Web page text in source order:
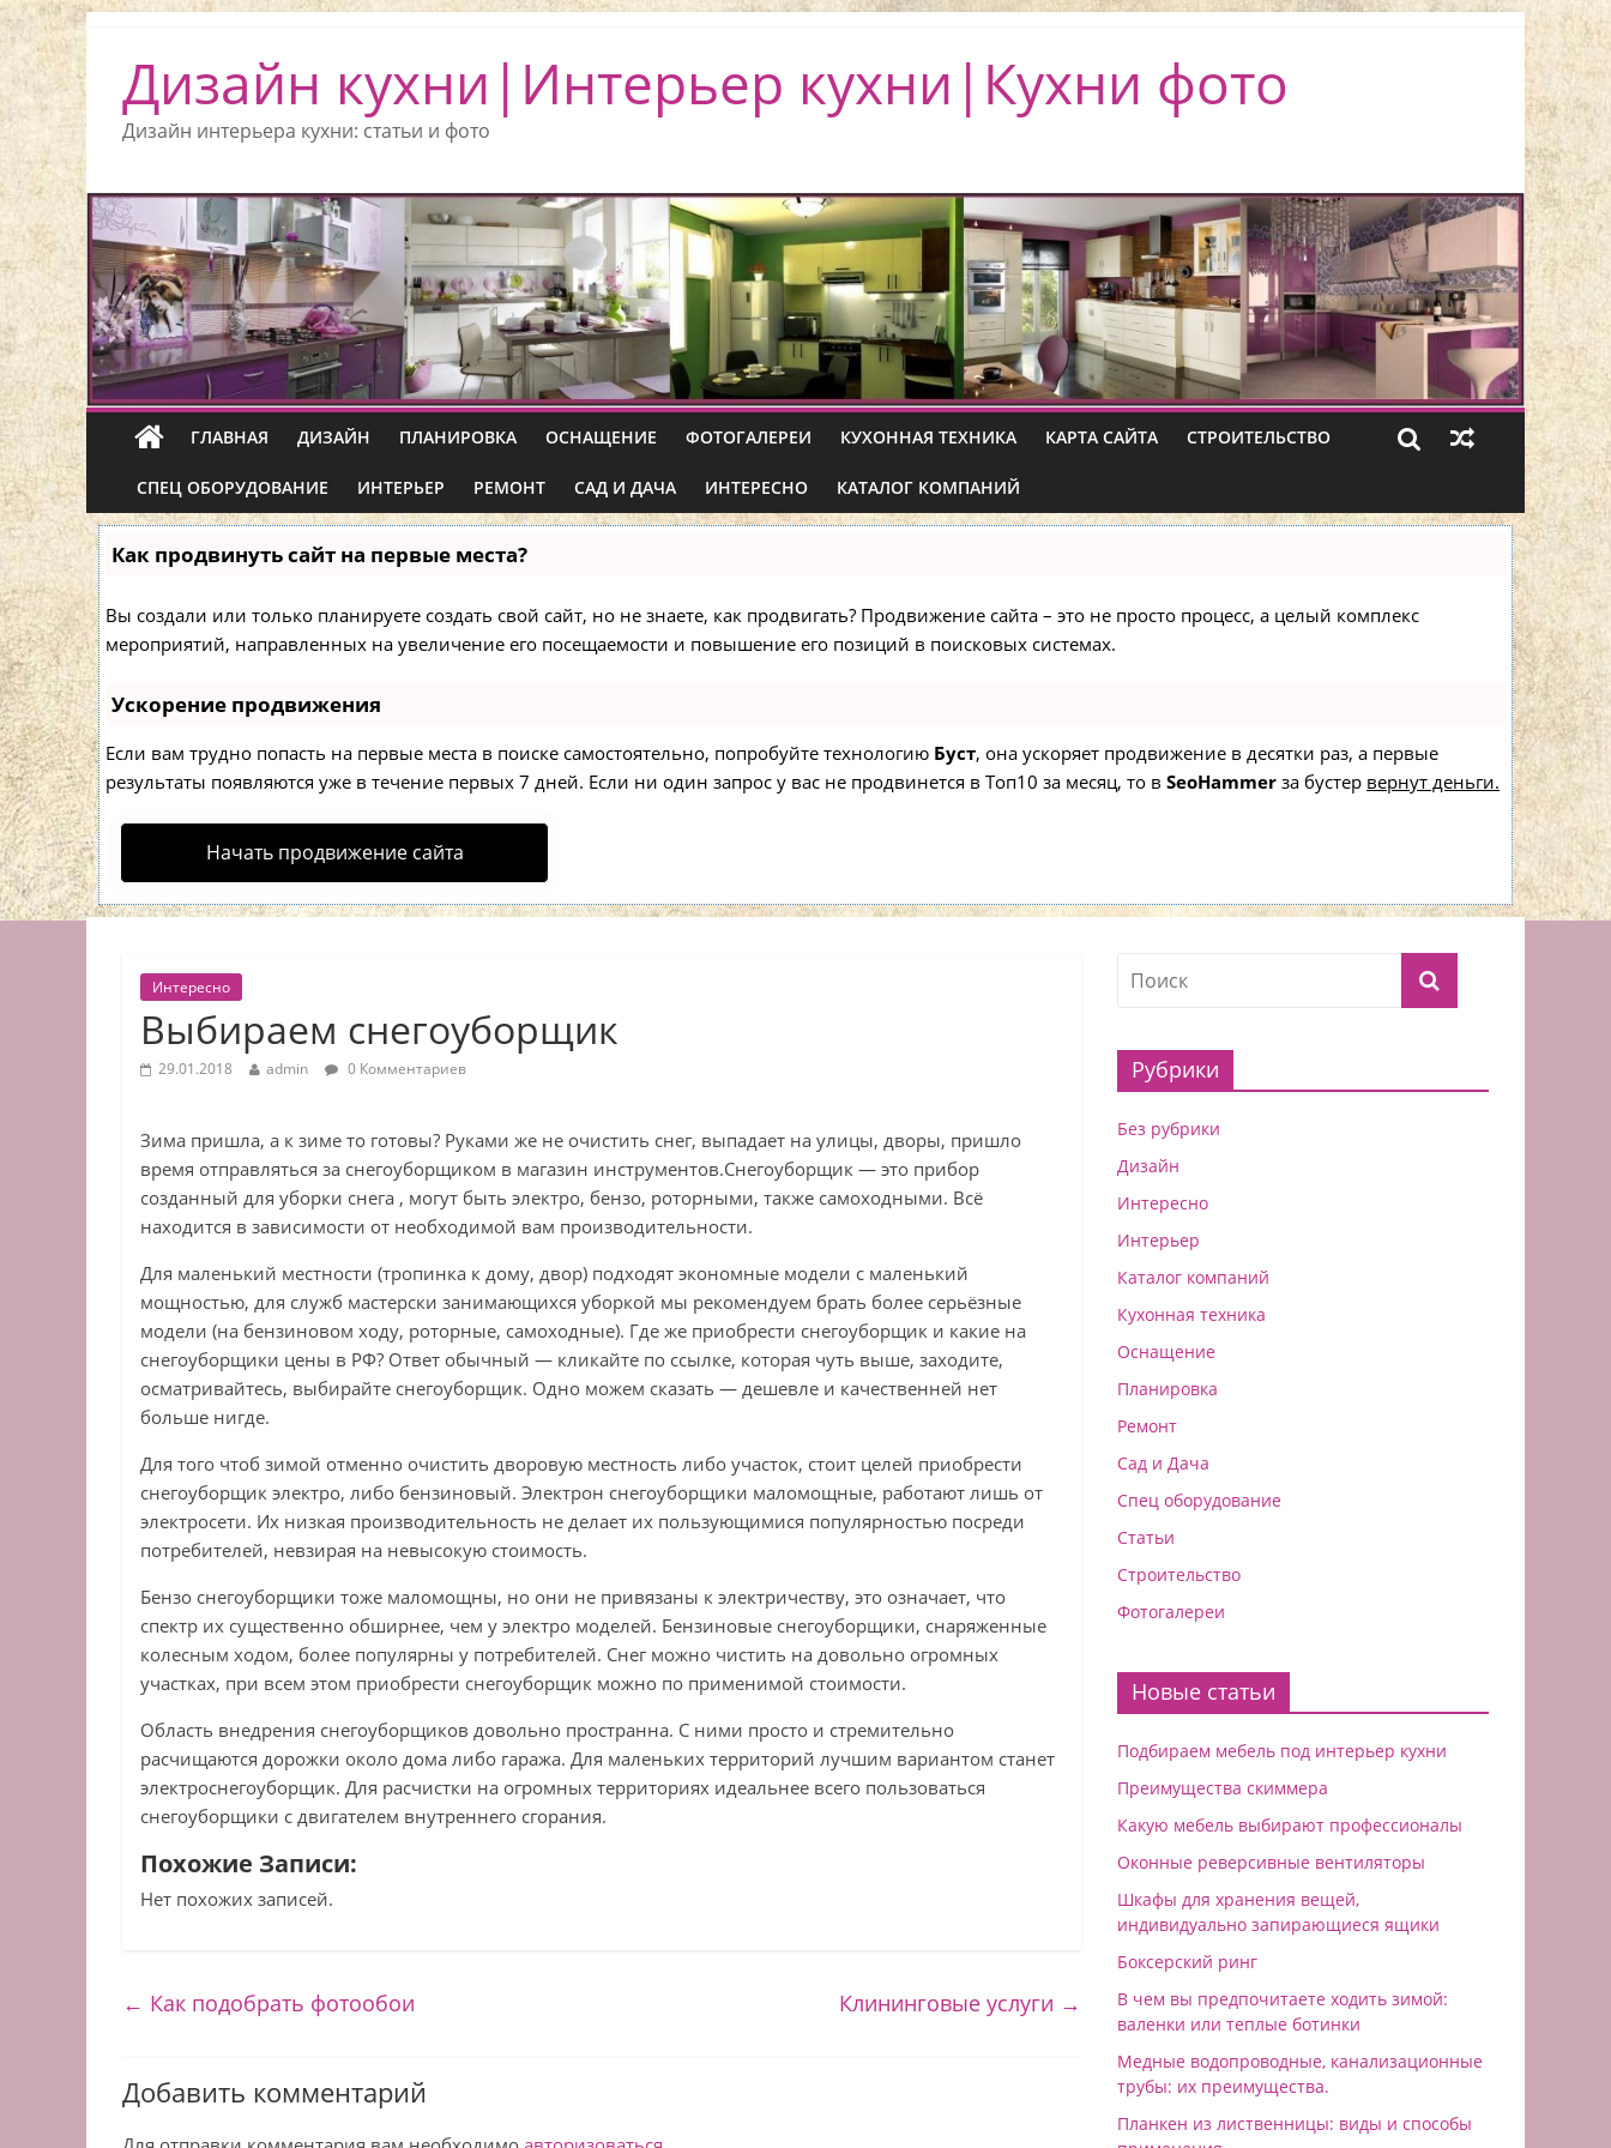
Дизайн кухни|Интерьер кухни|Кухни фото
Дизайн интерьера кухни: статьи и фото
ГЛАВНАЯ ДИЗАЙН ПЛАНИРОВКА ОСНАЩЕНИЕ ФОТОГАЛЕРЕИ КУХОННАЯ ТЕХНИКА КАРТА САЙТА СТРОИТЕЛЬСТВО
СПЕЦ ОБОРУДОВАНИЕ ИНТЕРЬЕР РЕМОНТ САД И ДАЧА ИНТЕРЕСНО КАТАЛОГ КОМПАНИЙ
Как продвинуть сайт на первые места?
Вы создали или только планируете создать свой сайт, но не знаете, как продвигать? Продвижение сайта – это не просто процесс, а целый комплекс
мероприятий, направленных на увеличение его посещаемости и повышение его позиций в поисковых системах.
Ускорение продвижения
Если вам трудно попасть на первые места в поиске самостоятельно, попробуйте технологию Буст, она ускоряет продвижение в десятки раз, а первые
результаты появляются уже в течение первых 7 дней. Если ни один запрос у вас не продвинется в Топ10 за месяц, то в SeoHammer за бустер вернут деньги.
Начать продвижение сайта
Интересно
Выбираем снегоуборщик
29.01.2018 admin 0 Комментариев
Зима пришла, а к зиме то готовы? Руками же не очистить снег, выпадает на улицы, дворы, пришло
время отправляться за снегоуборщиком в магазин инструментов.Снегоуборщик — это прибор
созданный для уборки снега , могут быть электро, бензо, роторными, также самоходными. Всё
находится в зависимости от необходимой вам производительности.
Для маленький местности (тропинка к дому, двор) подходят экономные модели с маленький
мощностью, для служб мастерски занимающихся уборкой мы рекомендуем брать более серьёзные
модели (на бензиновом ходу, роторные, самоходные). Где же приобрести снегоуборщик и какие на
снегоуборщики цены в РФ? Ответ обычный — кликайте по ссылке, которая чуть выше, заходите,
осматривайтесь, выбирайте снегоуборщик. Одно можем сказать — дешевле и качественней нет
больше нигде.
Для того чтоб зимой отменно очистить дворовую местность либо участок, стоит целей приобрести
снегоуборщик электро, либо бензиновый. Электрон снегоуборщики маломощные, работают лишь от
электросети. Их низкая производительность не делает их пользующимися популярностью посреди
потребителей, невзирая на невысокую стоимость.
Бензо снегоуборщики тоже маломощны, но они не привязаны к электричеству, это означает, что
спектр их существенно обширнее, чем у электро моделей. Бензиновые снегоуборщики, снаряженные
колесным ходом, более популярны у потребителей. Снег можно чистить на довольно огромных
участках, при всем этом приобрести снегоуборщик можно по применимой стоимости.
Область внедрения снегоуборщиков довольно пространна. С ними просто и стремительно
расчищаются дорожки около дома либо гаража. Для маленьких территорий лучшим вариантом станет
электроснегоуборщик. Для расчистки на огромных территориях идеальнее всего пользоваться
снегоуборщики с двигателем внутреннего сгорания.
Похожие Записи:
Нет похожих записей.
← Как подобрать фотообои Клининговые услуги →
Добавить комментарий
Рубрики
Без рубрики
Дизайн
Интересно
Интерьер
Каталог компаний
Кухонная техника
Оснащение
Планировка
Ремонт
Сад и Дача
Спец оборудование
Статьи
Строительство
Фотогалереи
Новые статьи
Подбираем мебель под интерьер кухни
Преимущества скиммера
Какую мебель выбирают профессионалы
Оконные реверсивные вентиляторы
Шкафы для хранения вещей,
индивидуально запирающиеся ящики
Боксерский ринг
В чем вы предпочитаете ходить зимой:
валенки или теплые ботинки
Медные водопроводные, канализационные
трубы: их преимущества.
Планкен из лиственницы: виды и способы